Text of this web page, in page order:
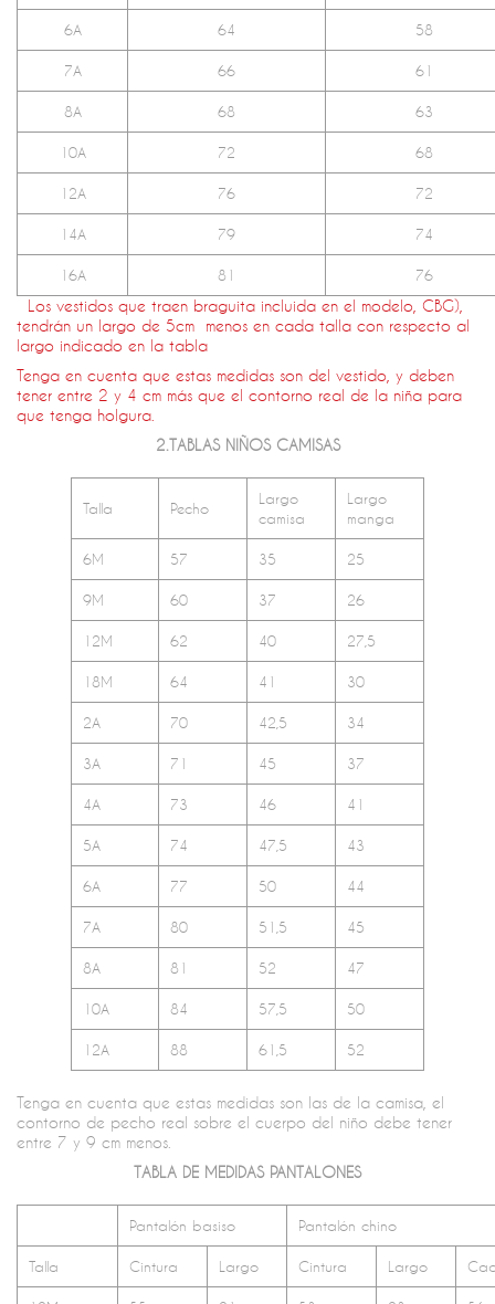
6A 64 58
7A 66 61
8A 68 63
10A 72 68
12A 76 72
14A 79 74
16A 81 76
Los vestidos que traen braguita incluida en el modelo, CBG),
tendrán un largo de 5cm menos en cada talla con respecto al
largo indicado en la tabla
Tenga en cuenta que estas medidas son del vestido, y deben
tener entre 2 y 4 cm más que el contorno real de la niña para
que tenga holgura.
2.TABLAS NIÑOS CAMISAS
Talla Pecho
Largo
camisa
Largo
manga
6M 57 35 25
9M 60 37 26
12M 62 40 27,5
18M 64 41 30
2A 70 42,5 34
3A 71 45 37
4A 73 46 41
5A 74 47,5 43
6A 77 50 44
7A 80 51,5 45
8A 81 52 47
10A 84 57,5 50
12A 88 61,5 52
Tenga en cuenta que estas medidas son las de la camisa, el
contorno de pecho real sobre el cuerpo del niño debe tener
entre 7 y 9 cm menos.
TABLA DE MEDIDAS PANTALONES
Pantalón basiso Pantalón chino
Talla Cintura Largo Cintura Largo